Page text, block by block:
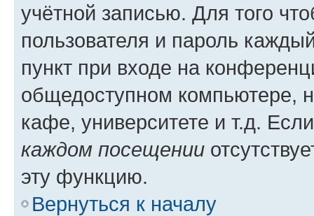
учётной записью. Для того
пользователя и пароль
пункт при входе на
общедоступном компьютере,
кафе, университете и т.д.
каждом посещении
эту функцию.
Вернуться к началу